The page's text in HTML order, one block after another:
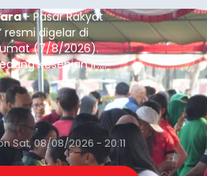
- Pasar Rakyat
resmi digelar di
(7/8/2026).
Kesenian Ir.
pemberdayaan
aksi sosial tersebut
dan mencatat nilai
Sat, 08/08/2026 - 20:11